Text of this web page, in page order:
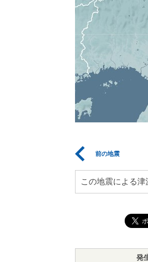
前の地震
この地震による津
発